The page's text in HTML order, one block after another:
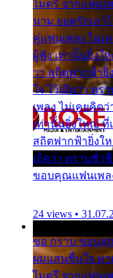
ไมตรี จากแฟน
นาม ยอดรักเอา
คู่แฟนเพลง ไม่เ
ผู้ฟัง เท่านั้นยิ่งใ
วา สถิตฟากฟ้ายิ่
ใจ ไว้เถิดว่า ต
เพลง ไม่เคยคิด
เท่านั้นยิ่งใหญ่ ที่
สถิตฟากฟ้ายิ่งใ
เถิดว่า ตราบชั่ว
ขอบคุณแฟนเพลง
24 views •
ขอ กราบ ขอบคุ
ผมแสนชื่นใจ หา
ไมตรี จากแฟน